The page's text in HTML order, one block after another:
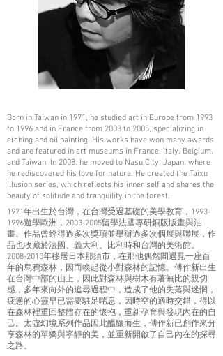
Born in Taiwan in 1971, he studied art in Europe from 1993
to 1996 and in France from 2003 to 2005, specializing in
etching and oil painting. His works have won many awards
and are featured in art museums in France, Italy, Belgium,
and Taiwan. In 2008, he moved to Nasu City, Japan, where
he rediscovered his love for nature. He created the Taixu
Illusion series, which reflects his inner self and shares the
beauty of solitude and tranquility in the forest.
1971年出生於台灣，在台灣受過基礎的美學教育，1993-
1996遊學歐洲，2003-2005留學法國專研銅版版畫與油
畫。作品曾經得過多次獎項並舉辦過多次個展與聯展，作
品也收藏於法國、義大利、比利時和台灣的美術館。
2008-2010年移居日本那須市，在那他偶然間遇見一座百
年的烏鴉森林，因而喚起從小對森林的記憶。傅作新出生
在台灣中部的山上，因此對森林與樹木有著無比的親切
感，多年來向外的追尋過程中，造成了他的失落與迷惘，
疲憊的心靈早已需要駐足喘息，因時空的適時交錯，得以
在森林裡重回整體存在的懷抱，重新孕育與發現內在的自
己。太虛幻境系列作品因此醞釀而生，傅作新已創作來分
享森林的單獨與寧靜的美，並重新開啟了自己內在的探尋
之路。